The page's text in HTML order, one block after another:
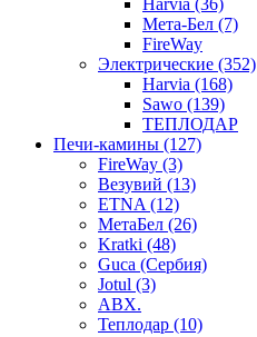
Harvia (36)
Мета-Бел (7)
FireWay
Электрические (352)
Harvia (168)
Sawo (139)
ТЕПЛОДАР
Печи-камины (127)
FireWay (3)
Везувий (13)
ETNA (12)
МетаБел (26)
Kratki (48)
Guca (Сербия)
Jotul (3)
ABX.
Теплодар (10)